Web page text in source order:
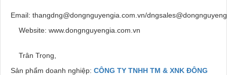
Email: thangdng@dongnguyengia.com.vn/
Website: www.dongnguyengia.com.vn
Trân Trọng,
Sản phẩm doanh nghiệp: CÔNG TY TNHH TM & XNK ĐÔNG